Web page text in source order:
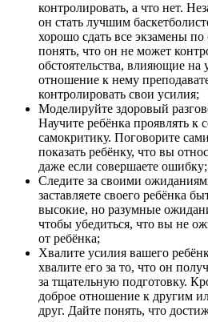
контролировать, а что нет.
он стать лучшим
хорошо сдать все экзамены
понять, что он не может
обстоятельства, влияющие на
отношение к нему
контролировать свои усилия;
Моделируйте здоровый
Научите ребёнка проявлять к
самокритику. Поговорите
показать ребёнку, что вы
даже если совершаете ошибку;
Следите за своими
заставляете своего ребёнка
высокие, но разумные
чтобы убедиться, что вы не
от ребёнка;
Хвалите усилия вашего
хвалите его за то, что он
за тщательную подготовку.
доброе отношение к другим
друг. Дайте понять, что